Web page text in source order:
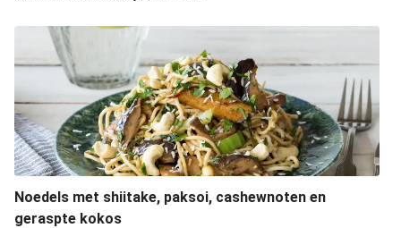
Noedels met shiitake, paksoi, cashewnoten en
geraspte kokos